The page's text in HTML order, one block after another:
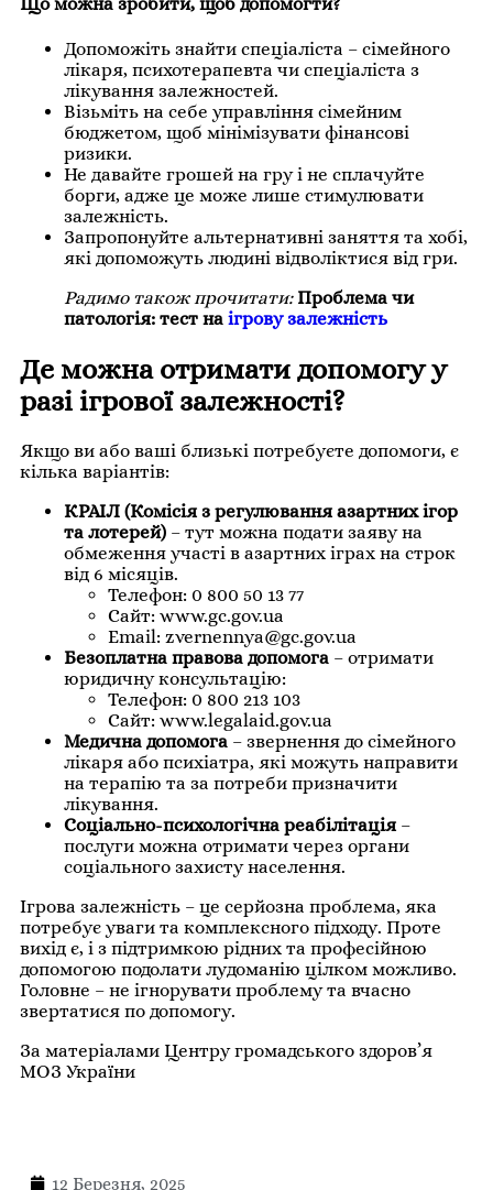
Допоможіть знайти спеціаліста – сімейного
лікаря, психотерапевта чи спеціаліста з
лікування залежностей.
Візьміть на себе управління сімейним
бюджетом, щоб мінімізувати фінансові
ризики.
Не давайте грошей на гру і не сплачуйте
борги, адже це може лише стимулювати
залежність.
Запропонуйте альтернативні заняття та хобі,
які допоможуть людині відволіктися від гри.
Радимо також прочитати: Проблема чи
патологія: тест на ігрову залежність
Де можна отримати допомогу у
разі ігрової залежності?
Якщо ви або ваші близькі потребуєте допомоги, є
кілька варіантів:
КРАІЛ (Комісія з регулювання азартних ігор
та лотерей) – тут можна подати заяву на
обмеження участі в азартних іграх на строк
від 6 місяців.
Телефон: 0 800 50 13 77
Сайт: www.gc.gov.ua
Email: zvernennya@gc.gov.ua
Безоплатна правова допомога – отримати
юридичну консультацію:
Телефон: 0 800 213 103
Сайт: www.legalaid.gov.ua
Медична допомога – звернення до сімейного
лікаря або психіатра, які можуть направити
на терапію та за потреби призначити
лікування.
Соціально-психологічна реабілітація –
послуги можна отримати через органи
соціального захисту населення.
Ігрова залежність – це серйозна проблема, яка
потребує уваги та комплексного підходу. Проте
вихід є, і з підтримкою рідних та професійною
допомогою подолати лудоманію цілком можливо.
Головне – не ігнорувати проблему та вчасно
звертатися по допомогу.
За матеріалами Центру громадського здоров’я
МОЗ України
12 Березня, 2025